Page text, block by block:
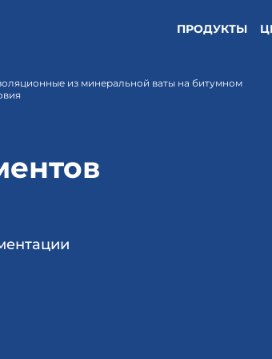
ПРОДУКТЫ
из минеральной ваты на битумном